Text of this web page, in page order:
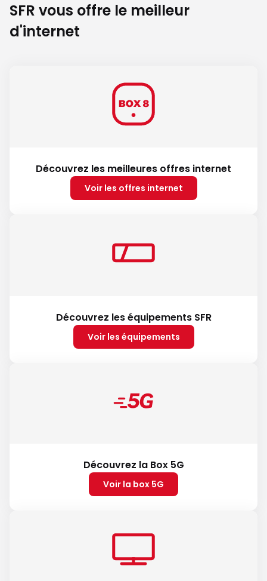
SFR vous offre le meilleur
d'internet
Découvrez les meilleures offres internet
Voir les offres internet
Découvrez les équipements SFR
Voir les équipements
Découvrez la Box 5G
Voir la box 5G